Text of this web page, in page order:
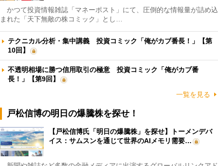
かつて投資情報雑誌「マネーポスト」にて、圧倒的な情報量が詰め込
まれた「天下無敵の株コミック」とし…
テクニカル分析・集中講義 投資コミック「俺がカブ番長！」【第
10回】
不透明相場に勝つ信用取引の極意 投資コミック「俺がカブ番
長！」【第9回】
一覧を見る
戸松信博の明日の爆騰株を探せ！
【戸松信博氏「明日の爆騰株」を探せ】トーメンデバ
イス：サムスンを通じて世界のAIメモリ需要…